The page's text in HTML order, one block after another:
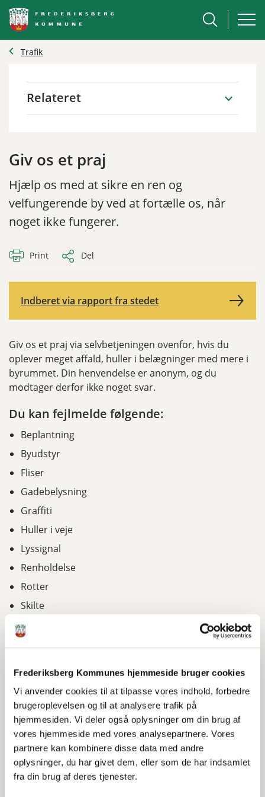
Frederiksberg Kommunes hjemmeside bruger cookies
Vi anvender cookies til at tilpasse vores indhold, forbedre
brugeroplevelsen og til at analysere trafik på
hjemmesiden. Vi deler også oplysninger om din brug af
vores hjemmeside med vores analysepartnere. Vores
partnere kan kombinere disse data med andre
oplysninger, du har givet dem, eller som de har indsamlet
fra din brug af deres tjenester.
Trafik
Relateret
Giv os et praj
Hjælp os med at sikre en ren og
velfungerende by ved at fortælle os, når
noget ikke fungerer.
Print Del
Indberet via rapport fra stedet
Giv os et praj via selvbetjeningen ovenfor, hvis du
oplever meget affald, huller i belægninger med mere i
byrummet. Din henvendelse er anonym, og du
modtager derfor ikke noget svar.
Du kan fejlmelde følgende:
Beplantning
Byudstyr
Fliser
Gadebelysning
Graffiti
Huller i veje
Lyssignal
Renholdelse
Rotter
Skilte
Ved fejl på lyssignal eller gadebelysning
kontakt:
Frederiksberg Kommune, mandag klokken 9-14, tirsdag
kl. 10-14, onsdag og torsdag klokken 9-14 og fredag
klokken 9-13, telefon 38 21 42 92.
Ved akut opståede fejl uden for
kommunens telefontid kontakt:
Gadebelysning: EDF Denmark telefon: 87 36 28 43
Signalanlæg: Swarco, Vagttelefon: 36 88 88 80